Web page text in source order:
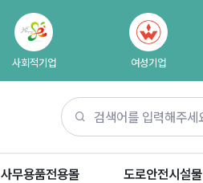
사회적기업 여성기업
사무용품전용몰 도로안전시설물